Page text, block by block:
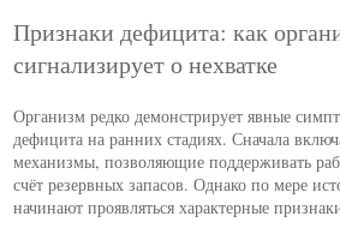
Признаки дефицита: как
сигнализирует о нехватке
Организм редко демонстрирует явные
дефицита на ранних стадиях. Сначала
механизмы, позволяющие поддерживать
счёт резервных запасов. Однако по мере
начинают проявляться характерные